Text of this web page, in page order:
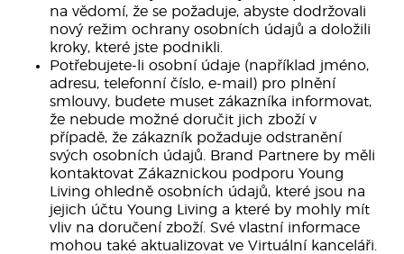
na vědomí, že se požaduje, abyste dodržovali
nový režim ochrany osobních údajů a doložili
kroky, které jste podnikli.
Potřebujete-li osobní údaje (například jméno,
adresu, telefonní číslo, e-mail) pro plnění
smlouvy, budete muset zákazníka informovat,
že nebude možné doručit jich zboží v
případě, že zákazník požaduje odstranění
svých osobních údajů. Brand Partnere by měli
kontaktovat Zákaznickou podporu Young
Living ohledně osobních údajů, které jsou na
jejich účtu Young Living a které by mohly mít
vliv na doručení zboží. Své vlastní informace
mohou také aktualizovat ve Virtuální kanceláři.